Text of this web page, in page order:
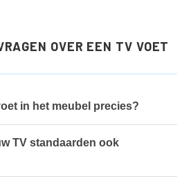
OVER EEN TV VOET
in het meubel precies?
TV standaarden ook